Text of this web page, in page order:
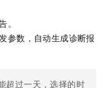
。
参数，自动生成诊断报
超过一天，选择的时